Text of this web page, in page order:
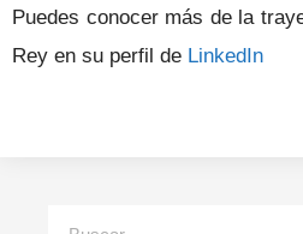
Puedes conocer más de la
Rey en su perfil de LinkedIn